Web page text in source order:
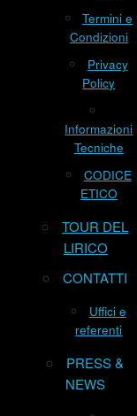
Termini e
Condizioni
Privacy
Policy
Informazioni
Tecniche
CODICE
ETICO
TOUR DEL
LIRICO
CONTATTI
Uffici e
referenti
PRESS &
NEWS